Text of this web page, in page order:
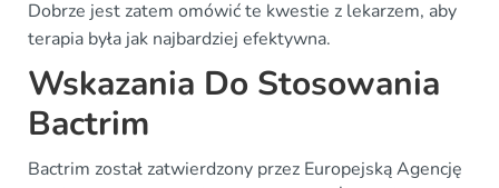
Dobrze jest zatem omówić te kwestie z lekarzem, aby
terapia była jak najbardziej efektywna.
Wskazania Do Stosowania
Bactrim
Bactrim został zatwierdzony przez Europejską Agencję